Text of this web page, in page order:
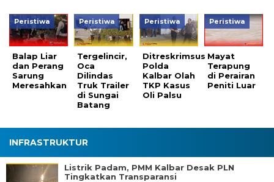
Peristiwa
Balap Liar
dan Perang
Sarung
Meresahkan
Peristiwa
Tergelincir,
Oca
Dilindas
Truk Trailer
di Sungai
Batang
Peristiwa
Ditreskrimsus
Polda
Kalbar Olah
TKP Kasus
Oli Palsu
Peristiwa
Mayat
Terapung
di Perairan
Peniti Luar
INFRASTRUKTUR
Listrik Padam, PMM Kalbar Desak PLN
Tingkatkan Transparansi